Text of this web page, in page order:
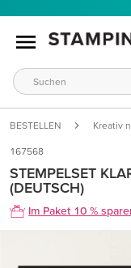
BESTELLEN Kreativ
167568
STEMPELSET
(DEUTSCH)
Im Paket 10 %